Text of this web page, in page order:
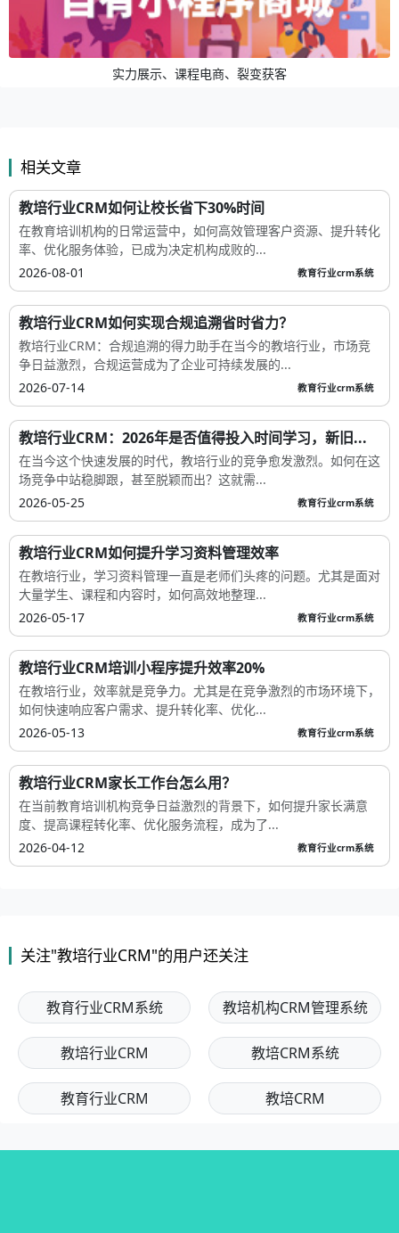
实力展示、课程电商、裂变获客
相关文章
教培行业CRM如何让校长省下30%时间
在教育培训机构的日常运营中，如何高效管理客户资源、提升转化
率、优化服务体验，已成为决定机构成败的...
2026-08-01
教育行业crm系统
教培行业CRM如何实现合规追溯省时省力？
教培行业CRM：合规追溯的得力助手在当今的教培行业，市场竞
争日益激烈，合规运营成为了企业可持续发展的...
2026-07-14
教育行业crm系统
教培行业CRM：2026年是否值得投入时间学习，新旧...
在当今这个快速发展的时代，教培行业的竞争愈发激烈。如何在这
场竞争中站稳脚跟，甚至脱颖而出？这就需...
2026-05-25
教育行业crm系统
教培行业CRM如何提升学习资料管理效率
在教培行业，学习资料管理一直是老师们头疼的问题。尤其是面对
大量学生、课程和内容时，如何高效地整理...
2026-05-17
教育行业crm系统
教培行业CRM培训小程序提升效率20%
在教培行业，效率就是竞争力。尤其是在竞争激烈的市场环境下，
如何快速响应客户需求、提升转化率、优化...
2026-05-13
教育行业crm系统
教培行业CRM家长工作台怎么用？
在当前教育培训机构竞争日益激烈的背景下，如何提升家长满意
度、提高课程转化率、优化服务流程，成为了...
2026-04-12
教育行业crm系统
关注"教培行业CRM"的用户还关注
教育行业CRM系统 教培机构CRM管理系统
教培行业CRM 教培CRM系统
教育行业CRM 教培CRM